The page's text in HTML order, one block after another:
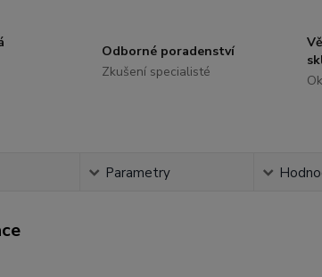
Odborné poradenství
Zkušení specialisté
Parametry